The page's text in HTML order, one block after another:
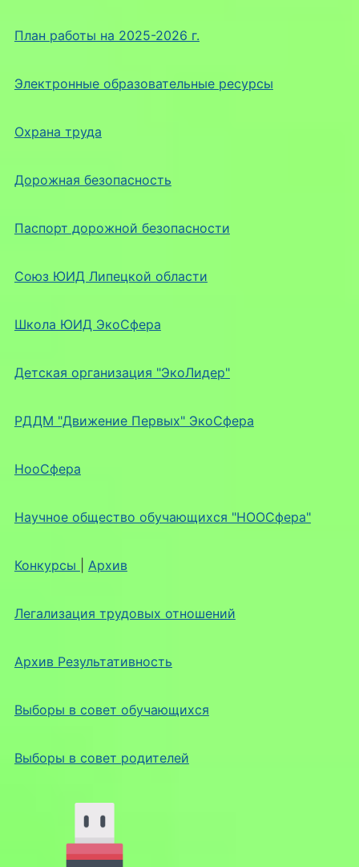
План работы на 2025-2026 г.
Электронные образовательные ресурсы
Охрана труда
Дорожная безопасность
Паспорт дорожной безопасности
Союз ЮИД Липецкой области
Школа ЮИД ЭкоСфера
Детская организация "ЭкоЛидер"
РДДМ "Движение Первых" ЭкоСфера
НооСфера
Научное общество обучающихся "НООСфера"
Конкурсы Архив
Легализация трудовых отношений
Архив Результативность
Выборы в совет обучающихся
Выборы в совет родителей